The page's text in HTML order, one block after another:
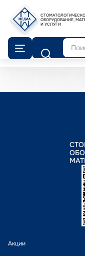
ОБОРУДОВАНИЕ,
И УСЛУГИ
Поиск
Акции